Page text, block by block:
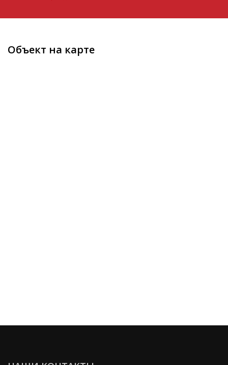
Объект на карте